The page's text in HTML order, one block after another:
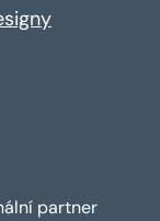
partner